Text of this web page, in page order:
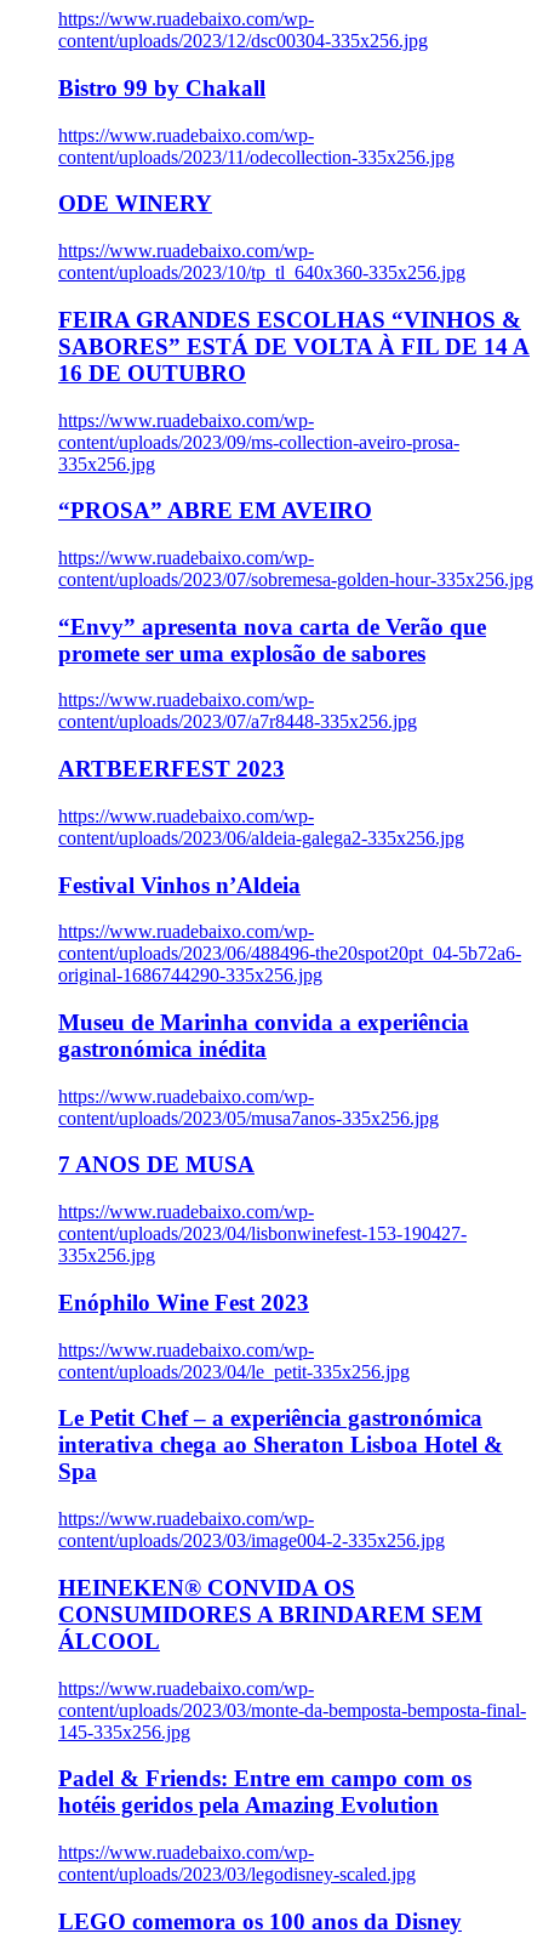
https://www.ruadebaixo.com/wp-
content/uploads/2023/12/dsc00304-335x256.jpg
Bistro 99 by Chakall
https://www.ruadebaixo.com/wp-
content/uploads/2023/11/odecollection-335x256.jpg
ODE WINERY
https://www.ruadebaixo.com/wp-
content/uploads/2023/10/tp_tl_640x360-335x256.jpg
FEIRA GRANDES ESCOLHAS “VINHOS &
SABORES” ESTÁ DE VOLTA À FIL DE 14 A
16 DE OUTUBRO
https://www.ruadebaixo.com/wp-
content/uploads/2023/09/ms-collection-aveiro-prosa-
335x256.jpg
“PROSA” ABRE EM AVEIRO
https://www.ruadebaixo.com/wp-
content/uploads/2023/07/sobremesa-golden-hour-335x256.jpg
“Envy” apresenta nova carta de Verão que
promete ser uma explosão de sabores
https://www.ruadebaixo.com/wp-
content/uploads/2023/07/a7r8448-335x256.jpg
ARTBEERFEST 2023
https://www.ruadebaixo.com/wp-
content/uploads/2023/06/aldeia-galega2-335x256.jpg
Festival Vinhos n’Aldeia
https://www.ruadebaixo.com/wp-
content/uploads/2023/06/488496-the20spot20pt_04-5b72a6-
original-1686744290-335x256.jpg
Museu de Marinha convida a experiência
gastronómica inédita
https://www.ruadebaixo.com/wp-
content/uploads/2023/05/musa7anos-335x256.jpg
7 ANOS DE MUSA
https://www.ruadebaixo.com/wp-
content/uploads/2023/04/lisbonwinefest-153-190427-
335x256.jpg
Enóphilo Wine Fest 2023
https://www.ruadebaixo.com/wp-
content/uploads/2023/04/le_petit-335x256.jpg
Le Petit Chef – a experiência gastronómica
interativa chega ao Sheraton Lisboa Hotel &
Spa
https://www.ruadebaixo.com/wp-
content/uploads/2023/03/image004-2-335x256.jpg
HEINEKEN® CONVIDA OS
CONSUMIDORES A BRINDAREM SEM
ÁLCOOL
https://www.ruadebaixo.com/wp-
content/uploads/2023/03/monte-da-bemposta-bemposta-final-
145-335x256.jpg
Padel & Friends: Entre em campo com os
hotéis geridos pela Amazing Evolution
https://www.ruadebaixo.com/wp-
content/uploads/2023/03/legodisney-scaled.jpg
LEGO comemora os 100 anos da Disney